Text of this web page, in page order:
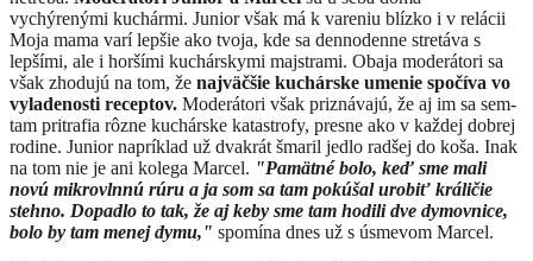
vychýrenými kuchármi. Junior však má k vareniu blízko i v relácii
Moja mama varí lepšie ako tvoja, kde sa dennodenne stretáva s
lepšími, ale i horšími kuchárskymi majstrami. Obaja moderátori sa
však zhodujú na tom, že najväčšie kuchárske umenie spočíva vo
vyladenosti receptov. Moderátori však priznávajú, že aj im sa sem-
tam pritrafia rôzne kuchárske katastrofy, presne ako v každej dobrej
rodine. Junior napríklad už dvakrát šmaril jedlo radšej do koša. Inak
na tom nie je ani kolega Marcel. "Pamätné bolo, keď sme mali
novú mikrovlnnú rúru a ja som sa tam pokúšal urobiť králičie
stehno. Dopadlo to tak, že aj keby sme tam hodili dve dymovnice,
bolo by tam menej dymu," spomína dnes už s úsmevom Marcel.